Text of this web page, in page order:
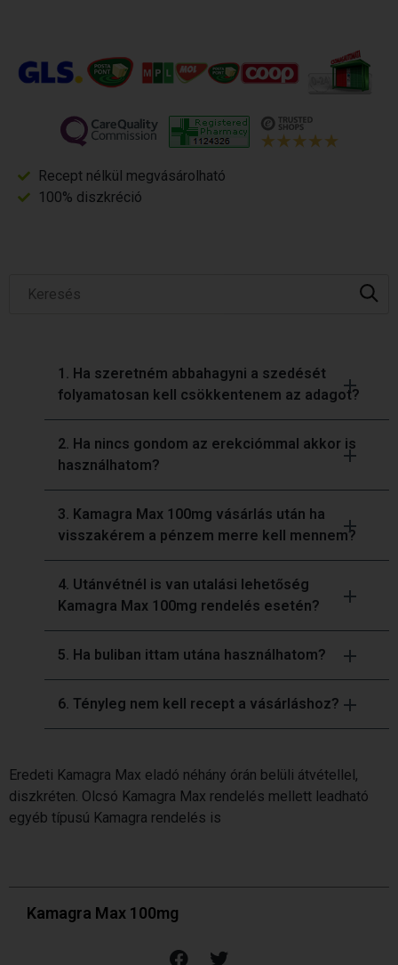
Recept nélkül megvásárolható
100% diszkréció
1. Ha szeretném abbahagyni a szedését
folyamatosan kell csökkentenem az adagot?
2. Ha nincs gondom az erekciómmal akkor is
használhatom?
3. Kamagra Max 100mg vásárlás után ha
visszakérem a pénzem merre kell mennem?
4. Utánvétnél is van utalási lehetőség
Kamagra Max 100mg rendelés esetén?
5. Ha buliban ittam utána használhatom?
6. Tényleg nem kell recept a vásárláshoz?
Eredeti Kamagra Max eladó néhány órán belüli átvétellel,
diszkréten. Olcsó Kamagra Max rendelés mellett leadható
egyéb típusú Kamagra rendelés is
Kamagra Max 100mg